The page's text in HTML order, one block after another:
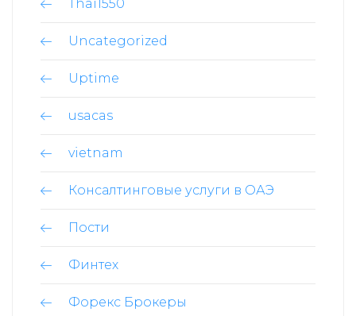
Thai1550
Uncategorized
Uptime
usacas
vietnam
Консалтинговые услуги в ОАЭ
Пости
Финтех
Форекс Брокеры